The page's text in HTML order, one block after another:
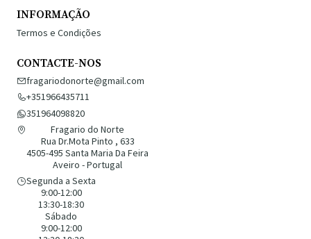
INFORMAÇÃO
Termos e Condições
CONTACTE-NOS
fragariodonorte@gmail.com
+351966435711
351964098820
Fragario do Norte
Rua Dr.Mota Pinto , 633
4505-495 Santa Maria Da Feira
Aveiro - Portugal
Segunda a Sexta
9:00-12:00
13:30-18:30
Sábado
9:00-12:00